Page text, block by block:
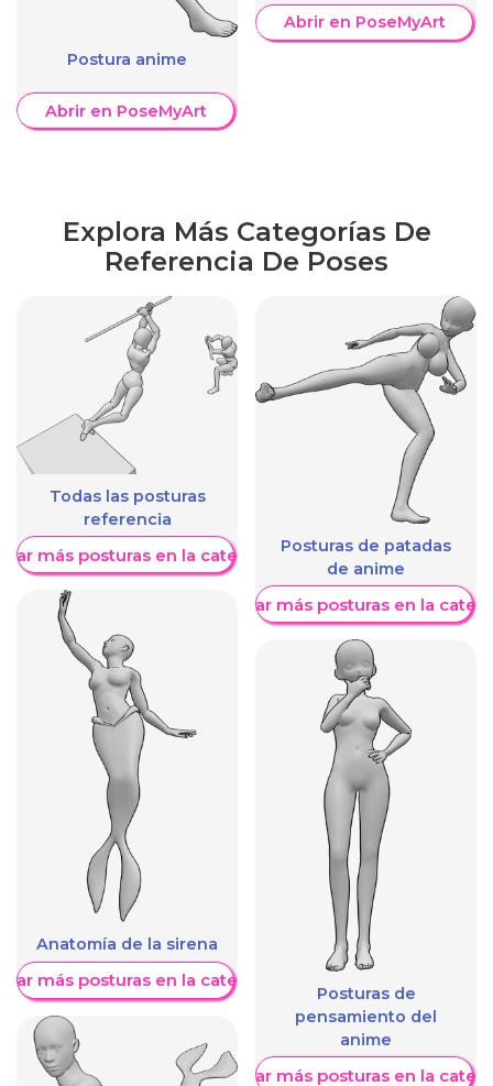
Postura anime
Abrir en PoseMyArt
Abrir en PoseMyArt
Explora Más Categorías De
Referencia De Poses
Todas las posturas
referencia
más posturas en la categoría
Anatomía de la sirena
más posturas en la categoría
Posturas de patadas
de anime
Mostrar más posturas en la
Posturas de
pensamiento del
anime
Mostrar más posturas en la